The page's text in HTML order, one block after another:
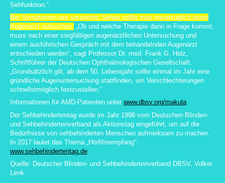
Sehfunktion.“
Bei Symptomen wie verzerrtes Sehen sollte man unverzüglich einen
Augenarzt aufsuchen. „Ob und welche Therapie dann in Frage kommt,
muss nach einer sorgfältigen augenärztlichen Untersuchung und
einem ausführlichen Gespräch mit dem behandelnden Augenarzt
entschieden werden“, sagt Professor Dr. med. Frank G. Holz,
Schriftführer der Deutschen Ophthalmologischen Gesellschaft.
„Grundsätzlich gilt, ab dem 50. Lebensjahr sollte einmal im Jahr eine
gründliche Augenuntersuchung stattﬁnden, um Verschlechterungen
schnellstmöglich festzustellen.“
Informationen für AMD-Patienten unter www.dbsv.org/makula
Der Sehbehindertentag wurde im Jahr 1998 vom Deutschen Blinden-
und Sehbehindertenverband als Aktionstag eingeführt, um auf die
Bedürfnisse von sehbehinderten Menschen aufmerksam zu machen.
In 2017 lautet das Thema „Hörfilmempfang“:
www.sehbehindertentag.de
Quelle: Deutscher Blinden- und Sehbehindertenverband DBSV, Volker
Lenk